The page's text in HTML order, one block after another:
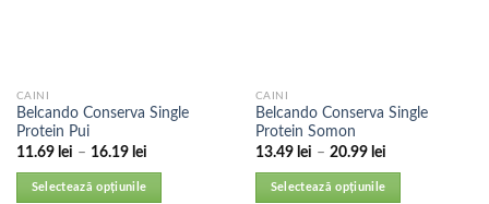
CAINI
Belcando Conserva Single
Protein Pui
11.69 lei – 16.19 lei
Selectează opțiunile
CAINI
Belcando Conserva Single
Protein Somon
13.49 lei – 20.99 lei
Selectează opțiunile